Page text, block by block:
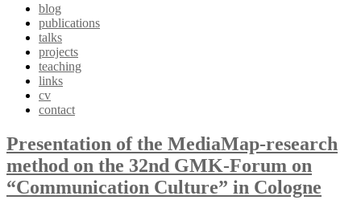
blog
publications
talks
projects
teaching
links
cv
contact
Presentation of the MediaMap-research
method on the 32nd GMK-Forum on
“Communication Culture” in Cologne